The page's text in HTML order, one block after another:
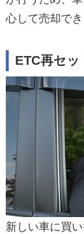
心して売却でき
ETC再セ
新しい車に買